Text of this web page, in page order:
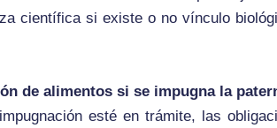
científica si existe o no vínculo
de alimentos si se impugna la
esté en trámite, las